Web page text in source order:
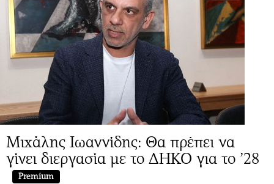
Μιχάλης Ιωαννίδης: Θα πρέπει να
γίνει διεργασία με το ΔΗΚΟ για το ’28
Premium